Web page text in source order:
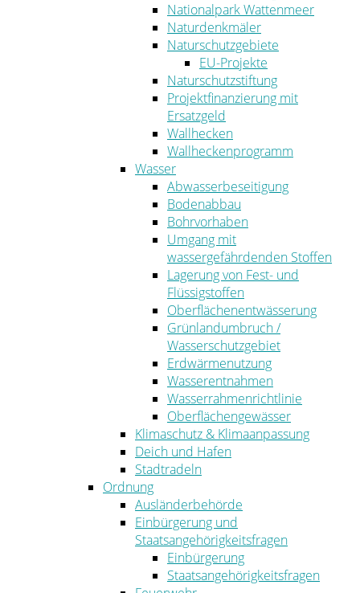
Nationalpark Wattenmeer
Naturdenkmäler
Naturschutzgebiete
EU-Projekte
Naturschutzstiftung
Projektfinanzierung mit
Ersatzgeld
Wallhecken
Wallheckenprogramm
Wasser
Abwasserbeseitigung
Bodenabbau
Bohrvorhaben
Umgang mit
wassergefährdenden Stoffen
Lagerung von Fest- und
Flüssigstoffen
Oberflächenentwässerung
Grünlandumbruch /
Wasserschutzgebiet
Erdwärmenutzung
Wasserentnahmen
Wasserrahmenrichtlinie
Oberflächengewässer
Klimaschutz & Klimaanpassung
Deich und Hafen
Stadtradeln
Ordnung
Ausländerbehörde
Einbürgerung und
Staatsangehörigkeitsfragen
Einbürgerung
Staatsangehörigkeitsfragen